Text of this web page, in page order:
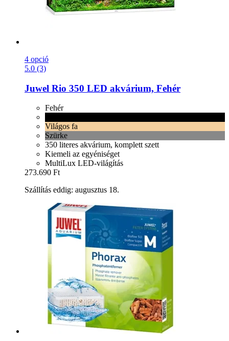
4 opció
5.0 (3)
Juwel Rio 350 LED akvárium, Fehér
Fehér
Világos fa
Szürke
350 literes akvárium, komplett szett
Kiemeli az egyéniséget
MultiLux LED-világítás
273.690 Ft
Szállítás eddig: augusztus 18.